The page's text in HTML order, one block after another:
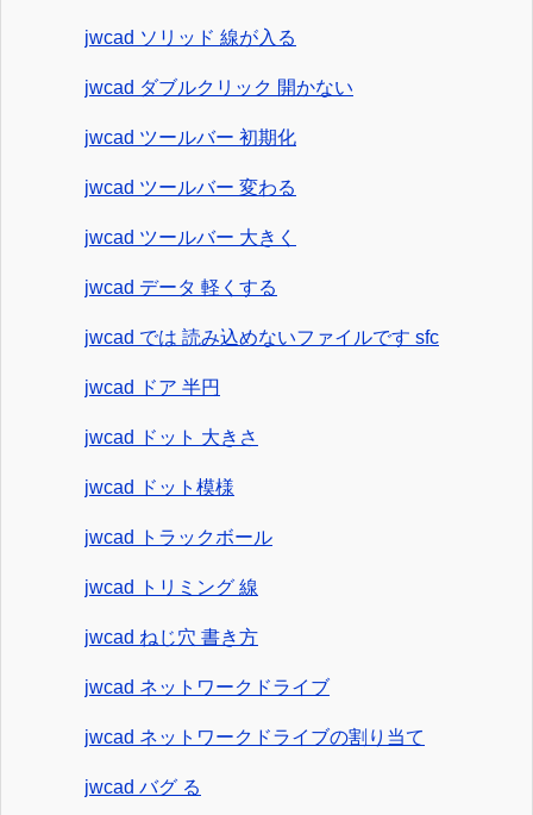
jwcad ソリッド 線が入る
jwcad ダブルクリック 開かない
jwcad ツールバー 初期化
jwcad ツールバー 変わる
jwcad ツールバー 大きく
jwcad データ 軽くする
jwcad では 読み込めないファイルです sfc
jwcad ドア 半円
jwcad ドット 大きさ
jwcad ドット模様
jwcad トラックボール
jwcad トリミング 線
jwcad ねじ穴 書き方
jwcad ネットワークドライブ
jwcad ネットワークドライブの割り当て
jwcad バグ る